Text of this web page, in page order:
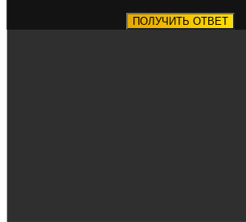
ПОЛУЧИТЬ ОТВЕТ